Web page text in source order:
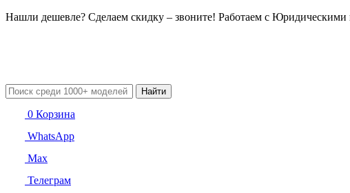
Нашли дешевле? Сделаем скидку – звоните! Работаем с
Найти
0 Корзина
WhatsApp
Max
Телеграм